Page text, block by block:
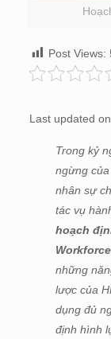
Post Views:
Last updated
Trong kỷ
ngừng
nhân sự
tác vụ
hoạch
những
lược của
dụng đủ
định hình